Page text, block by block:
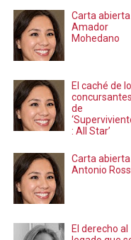
Carta abierta
Amador
Mohedano
El caché de
concursantes
de
: All Star’
Carta abierta
Antonio
El derecho al